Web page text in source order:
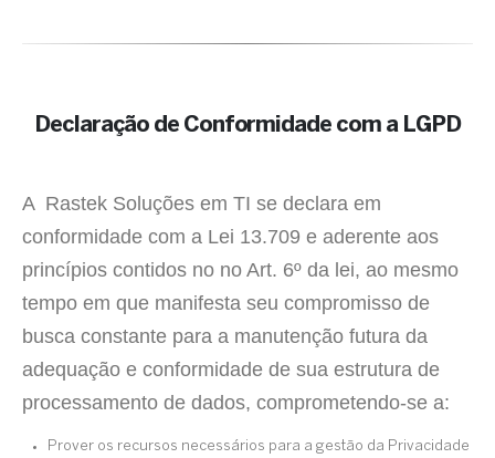
Declaração de Conformidade com a LGPD
A Rastek Soluções em TI se declara em
conformidade com a Lei 13.709 e aderente aos
princípios contidos no no Art. 6º da lei, ao mesmo
tempo em que manifesta seu compromisso de
busca constante para a manutenção futura da
adequação e conformidade de sua estrutura de
processamento de dados, comprometendo-se a:
Prover os recursos necessários para a gestão da Privacidade